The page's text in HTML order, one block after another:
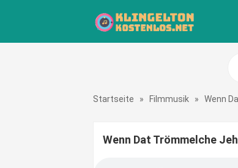
Startseite » Filmmusik » Wenn
Wenn Dat Trömmelche